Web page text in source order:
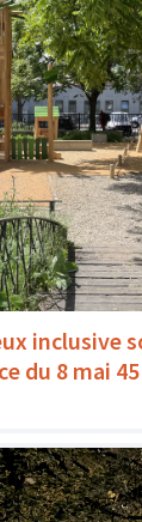
inclusive
du 8 mai 45